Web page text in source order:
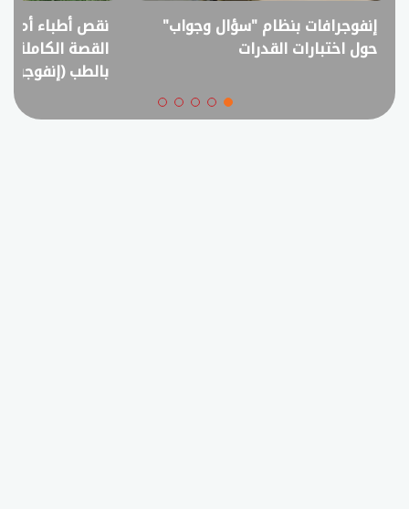
إنفوجرافات بنظام "سؤال وجواب"
حول اختبارات القدرات
نقص أطباء أم
القصة الكاملة
بالطب